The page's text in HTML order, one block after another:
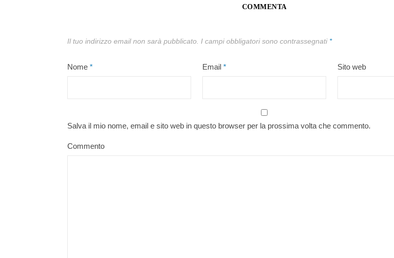
COMMENTA
Il tuo indirizzo email non sarà pubblicato. I campi obbligatori sono contrassegnati *
Nome * Email * Sito web
Salva il mio nome, email e sito web in questo browser per la prossima volta che commento.
Commento